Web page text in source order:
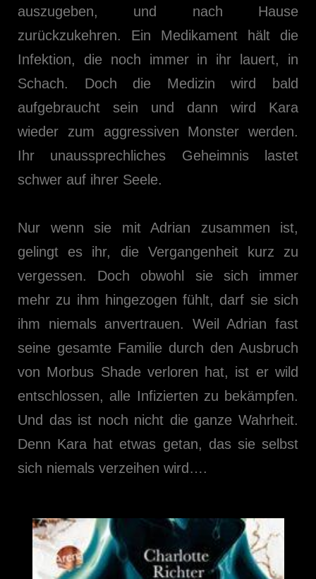
auszugeben, und nach Hause
zurückzukehren. Ein Medikament hält die
Infektion, die noch immer in ihr lauert, in
Schach. Doch die Medizin wird bald
aufgebraucht sein und dann wird Kara
wieder zum aggressiven Monster werden.
Ihr unaussprechliches Geheimnis lastet
schwer auf ihrer Seele.
Nur wenn sie mit Adrian zusammen ist,
gelingt es ihr, die Vergangenheit kurz zu
vergessen. Doch obwohl sie sich immer
mehr zu ihm hingezogen fühlt, darf sie sich
ihm niemals anvertrauen. Weil Adrian fast
seine gesamte Familie durch den Ausbruch
von Morbus Shade verloren hat, ist er wild
entschlossen, alle Infizierten zu bekämpfen.
Und das ist noch nicht die ganze Wahrheit.
Denn Kara hat etwas getan, das sie selbst
sich niemals verzeihen wird….